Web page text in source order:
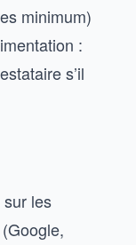
minimum)
:
s’il
les